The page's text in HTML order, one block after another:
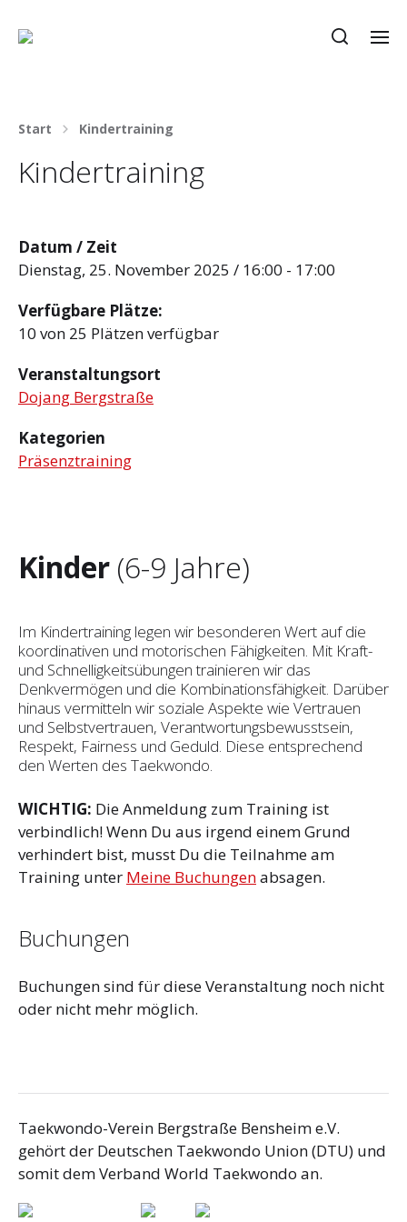
Start Kindertraining
Kindertraining
Datum / Zeit
Dienstag, 25. November 2025 / 16:00 - 17:00
Verfügbare Plätze:
10 von 25 Plätzen verfügbar
Veranstaltungsort
Dojang Bergstraße
Kategorien
Präsenztraining
Kinder (6-9 Jahre)
Im Kindertraining legen wir besonderen Wert auf die
koordinativen und motorischen Fähigkeiten. Mit Kraft-
und Schnelligkeitsübungen trainieren wir das
Denkvermögen und die Kombinationsfähigkeit. Darüber
hinaus vermitteln wir soziale Aspekte wie Vertrauen
und Selbst­vertrauen, Verantwortungsbewusstsein,
Respekt, Fairness und Geduld. Diese entsprechend
den Werten des Taekwondo.
WICHTIG: Die Anmeldung zum Training ist
verbindlich! Wenn Du aus irgend einem Grund
verhindert bist, musst Du die Teilnahme am
Training unter Meine Buchungenabsagen.
Buchungen
Buchungen sind für diese Veranstaltung noch nicht
oder nicht mehr möglich.
Taekwondo-Verein Bergstraße Bensheim e.V.
gehört der Deutschen Taekwondo Union (DTU) und
somit dem Verband World Taekwondo an.